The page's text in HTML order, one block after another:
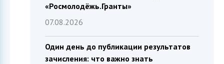
«Росмолодёжь.Гранты»
07.08.2026
Один день до публикации результатов
зачисления: что важно знать